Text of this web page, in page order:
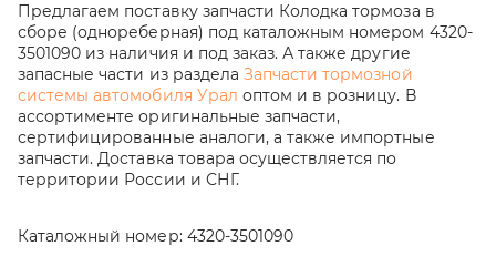
Предлагаем поставку запчасти Колодка тормоза в
сборе (однореберная) под каталожным номером 4320-
3501090 из наличия и под заказ. А также другие
запасные части из раздела Запчасти тормозной
системы автомобиля Урал оптом и в розницу. В
ассортименте оригинальные запчасти,
сертифицированные аналоги, а также импортные
запчасти. Доставка товара осуществляется по
территории России и СНГ.
Каталожный номер: 4320-3501090